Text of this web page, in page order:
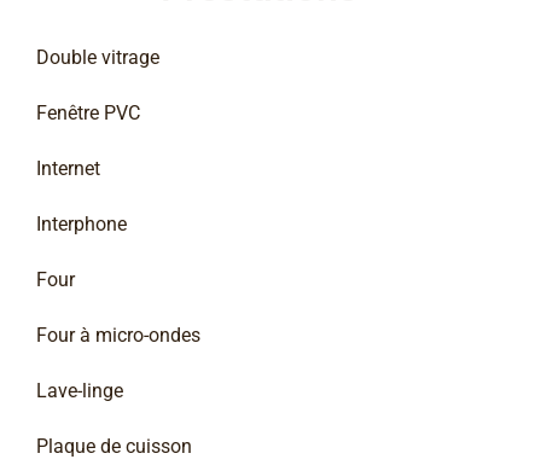
Double vitrage
Fenêtre PVC
Internet
Interphone
Four
Four à micro-ondes
Lave-linge
Plaque de cuisson